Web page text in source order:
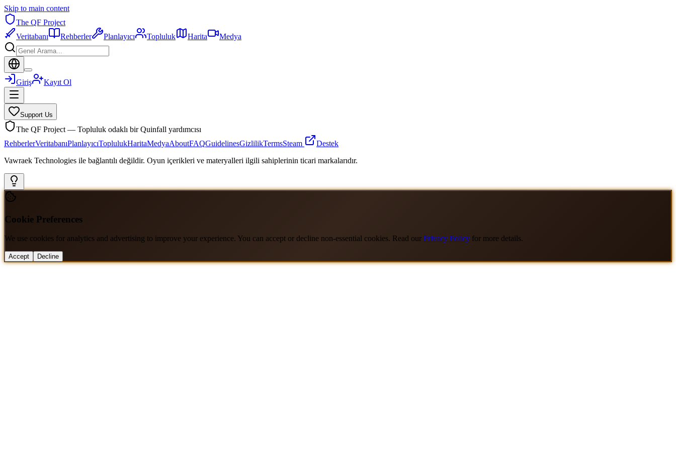
Skip to main content
The QF Project
Veritabanı
Rehberler Planlayıcı Topluluk Harita Medya
Giriş Kayıt Ol
Support Us
The QF Project — Topluluk odaklı bir Quinfall yardımcısı
RehberlerVeritabanıPlanlayıcıToplulukHaritaMedyaAboutFAQGuidelinesGizlilikTermsSteam
Destek
Vawraek Technologies ile bağlantılı değildir. Oyun içerikleri ve materyalleri ilgili sahiplerinin ticari markalarıdır.
Cookie Preferences
We use cookies for analytics and advertising to improve your experience. You can accept or decline non-essential cookies. Read our Privacy Policy for more details.
Accept Decline